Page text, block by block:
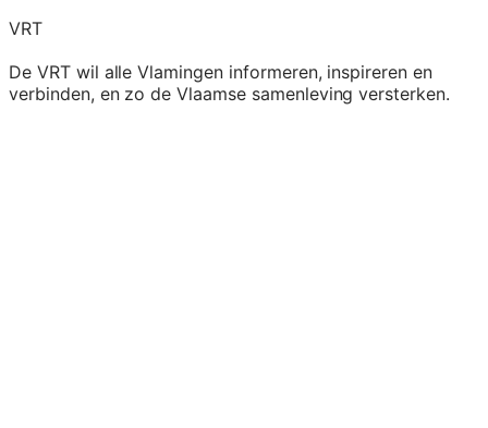
VRT
De VRT wil alle Vlamingen informeren, inspireren en
verbinden, en zo de Vlaamse samenleving versterken.